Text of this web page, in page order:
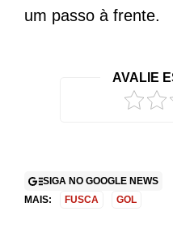
um passo à frente.
AVALIE
SIGA NO GOOGLE NEWS
MAIS:
FUSCA GOL